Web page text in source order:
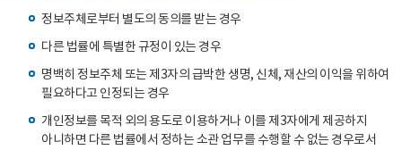
정보주체로부터 별도의 동의를 받는 경우
다른 법률에 특별한 규정이 있는 경우
명백히 정보주체 또는 제3자의 급박한 생명, 신체, 재산의 이익을 위하여
필요하다고 인정되는 경우
개인정보를 목적 외의 용도로 이용하거나 이를 제3자에게 제공하지
아니하면 다른 법률에서 정하는 소관 업무를 수행할 수 없는 경우로서